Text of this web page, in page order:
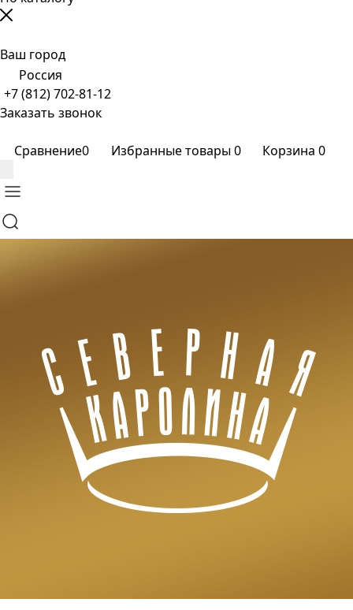
Ваш город
Россия
+7 (812) 702-81-12
Заказать звонок
Сравнение0 Избранные товары0 Корзина 0